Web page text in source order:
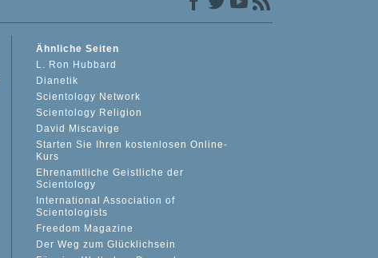
Ähnliche Seiten
L. Ron Hubbard
Dianetik
Scientology Network
Scientology Religion
David Miscavige
Starten Sie Ihren kostenlosen Online-
Kurs
Ehrenamtliche Geistliche der
Scientology
International Association of
Scientologists
Freedom Magazine
Der Weg zum Glücklichsein